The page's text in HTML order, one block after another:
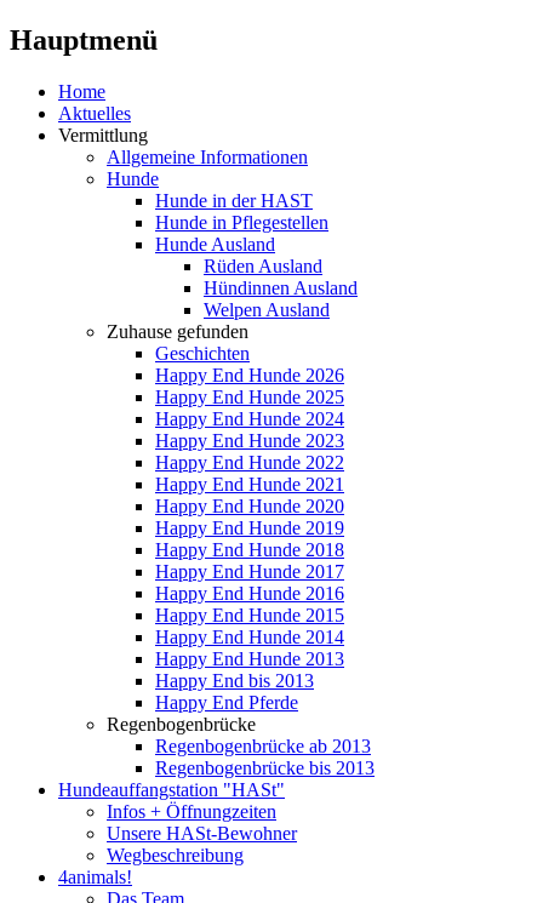
Hauptmenü
Home
Aktuelles
Vermittlung
Allgemeine Informationen
Hunde
Hunde in der HAST
Hunde in Pflegestellen
Hunde Ausland
Rüden Ausland
Hündinnen Ausland
Welpen Ausland
Zuhause gefunden
Geschichten
Happy End Hunde 2026
Happy End Hunde 2025
Happy End Hunde 2024
Happy End Hunde 2023
Happy End Hunde 2022
Happy End Hunde 2021
Happy End Hunde 2020
Happy End Hunde 2019
Happy End Hunde 2018
Happy End Hunde 2017
Happy End Hunde 2016
Happy End Hunde 2015
Happy End Hunde 2014
Happy End Hunde 2013
Happy End bis 2013
Happy End Pferde
Regenbogenbrücke
Regenbogenbrücke ab 2013
Regenbogenbrücke bis 2013
Hundeauffangstation "HASt"
Infos + Öffnungzeiten
Unsere HASt-Bewohner
Wegbeschreibung
4animals!
Das Team